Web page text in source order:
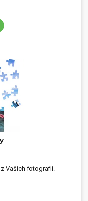
Vašich fotografií.